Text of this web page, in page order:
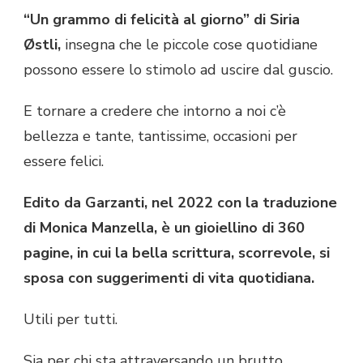
“Un grammo di felicità al giorno” di Siria
Østli, insegna che le piccole cose quotidiane
possono essere lo stimolo ad uscire dal guscio.
E tornare a credere che intorno a noi c’è
bellezza e tante, tantissime, occasioni per
essere felici.
Edito da Garzanti, nel 2022 con la traduzione
di Monica Manzella, è un gioiellino di 360
pagine, in cui la bella scrittura, scorrevole, si
sposa con suggerimenti di vita quotidiana.
Utili per tutti.